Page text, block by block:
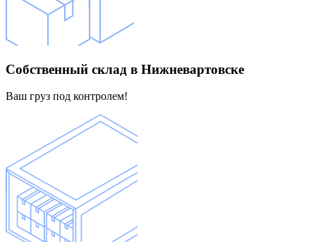
Собственный склад в Нижневартовске
Ваш груз под контролем!